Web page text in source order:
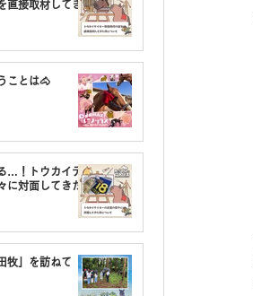
直接取材してき
ことは🐴
…！トウカイテ
に対面してきた
牧」を訪ねて